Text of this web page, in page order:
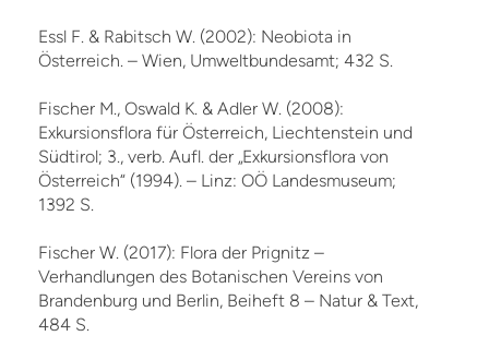
Essl F. & Rabitsch W. (2002): Neobiota in
Österreich. – Wien, Umweltbundesamt; 432 S.
Fischer M., Oswald K. & Adler W. (2008):
Exkursionsflora für Österreich, Liechtenstein und
Südtirol; 3., verb. Aufl. der „Exkursionsflora von
Österreich“ (1994). – Linz: OÖ Landesmuseum;
1392 S.
Fischer W. (2017): Flora der Prignitz –
Verhandlungen des Botanischen Vereins von
Brandenburg und Berlin, Beiheft 8 – Natur & Text,
484 S.